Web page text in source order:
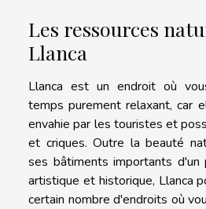
Les ressources
Llanca
Llanca est un endroit où
temps purement relaxant, car
envahie par les touristes et
et criques. Outre la beauté
ses bâtiments importants d'un
artistique et historique, Llanca
certain nombre d'endroits où